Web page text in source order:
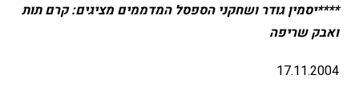
****יסמין גודר ושחקני הספסל המדממים מציגים: קרם תות
ואבק שריפה
17.11.2004